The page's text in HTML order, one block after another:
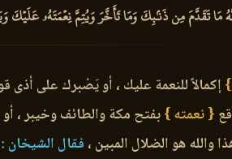
مَا تَقَدَّمَ مِن ذَنۢبِكَ وَمَا تَأَخَّرَ وَيُتِمَّ نِعۡمَتَهُۥ عَلَيۡكَ
إكمالاً للنعمة عليك ، أو يَصْبرك على أذى
{ نعمته }بفتح مكة والطائف وخيبر ،
والله هو الضلال المبين ، فقال الشيخان :